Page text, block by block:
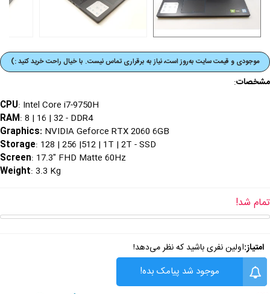
موجودی و قیمت‌ سایت به‌روز است، نیاز به برقراری تماس نیست. با خیال راحت خرید کنید :)
مشخصات:
CPU: Intel Core i7-9750H
RAM: 8 | 16 | 32 - DDR4
Graphics: NVIDIA Geforce RTX 2060 6GB
Storage: 128 | 256 |512 | 1T | 2T - SSD
Screen: 17.3" FHD Matte 60Hz
Weight: 3.3 Kg
تمام شد!
امتیاز:اولین نفری باشید که نظر می‌دهد!
موجود شد پیامک بده!